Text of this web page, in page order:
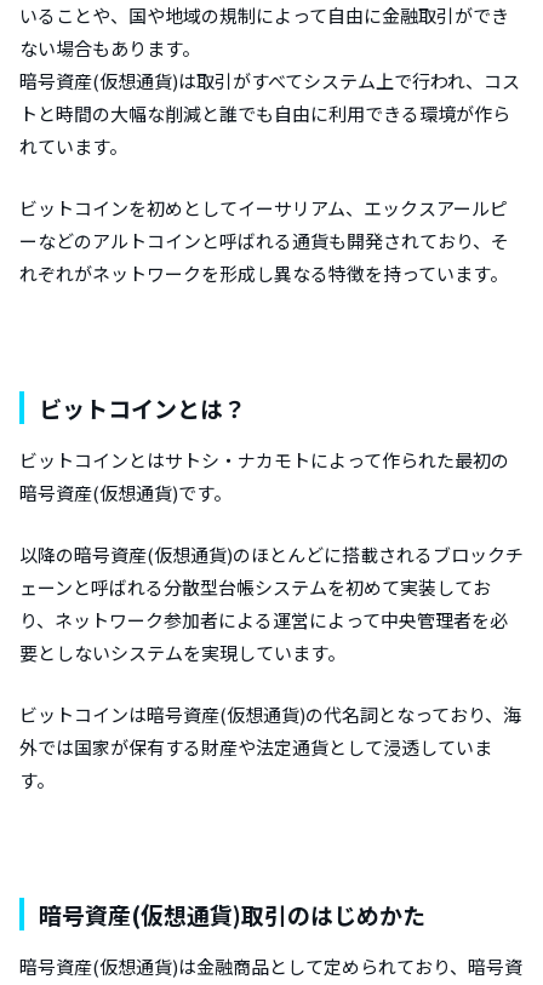
いることや、国や地域の規制によって自由に金融取引ができ
ない場合もあります。
暗号資産(仮想通貨)は取引がすべてシステム上で行われ、コス
トと時間の大幅な削減と誰でも自由に利用できる環境が作ら
れています。
ビットコインを初めとしてイーサリアム、エックスアールピ
ーなどのアルトコインと呼ばれる通貨も開発されており、そ
れぞれがネットワークを形成し異なる特徴を持っています。
ビットコインとは？
ビットコインとはサトシ・ナカモトによって作られた最初の
暗号資産(仮想通貨)です。
以降の暗号資産(仮想通貨)のほとんどに搭載されるブロックチ
ェーンと呼ばれる分散型台帳システムを初めて実装してお
り、ネットワーク参加者による運営によって中央管理者を必
要としないシステムを実現しています。
ビットコインは暗号資産(仮想通貨)の代名詞となっており、海
外では国家が保有する財産や法定通貨として浸透していま
す。
暗号資産(仮想通貨)取引のはじめかた
暗号資産(仮想通貨)は金融商品として定められており、暗号資